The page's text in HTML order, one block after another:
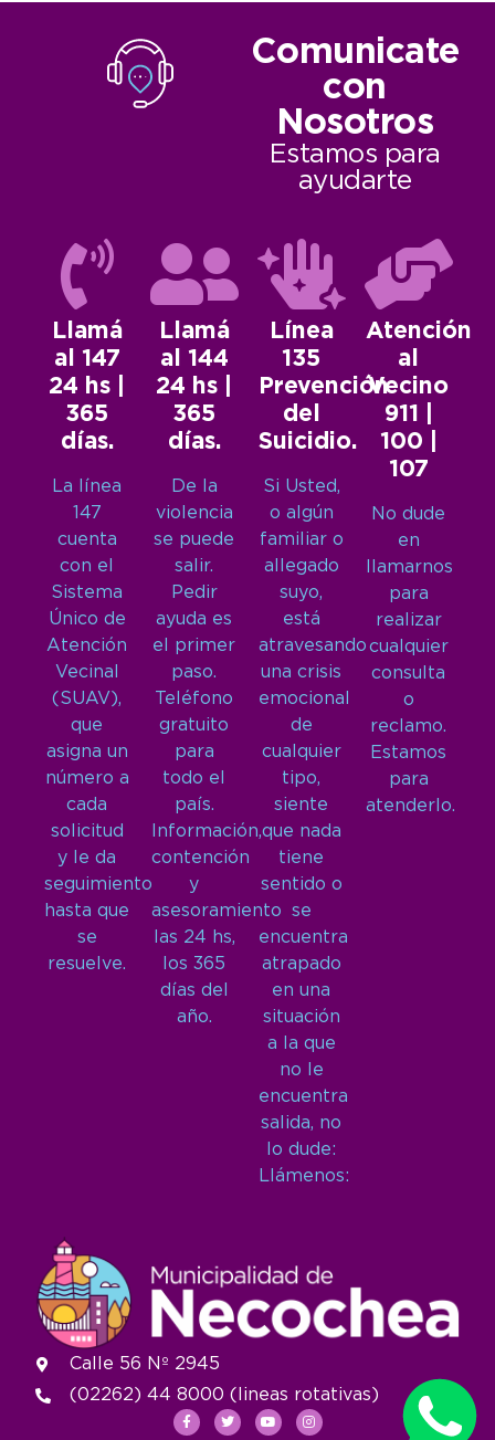
Comunicate
con
Nosotros
Estamos para
ayudarte
Llamá
al 147
24 hs |
365
días.
La línea
147
cuenta
con el
Sistema
Único de
Atención
Vecinal
(SUAV),
que
asigna un
número a
cada
solicitud
y le da
seguimiento
hasta que
se
resuelve.
Llamá
al 144
24 hs |
365
días.
De la
violencia
se puede
salir.
Pedir
ayuda es
el primer
paso.
Teléfono
gratuito
para
todo el
país.
Información,
contención
y
asesoramiento
las 24 hs,
los 365
días del
año.
Línea
135
Prevención
del
Suicidio.
Si Usted,
o algún
familiar o
allegado
suyo,
está
atravesando
una crisis
emocional
de
cualquier
tipo,
siente
que nada
tiene
sentido o
se
encuentra
atrapado
en una
situación
a la que
no le
encuentra
salida, no
lo dude:
Llámenos:
Atención
al
Vecino
911 |
100 |
107
No dude
en
llamarnos
para
realizar
cualquier
consulta
o
reclamo.
Estamos
para
atenderlo.
Calle 56 Nº 2945
(02262) 44 8000 (lineas rotativas)